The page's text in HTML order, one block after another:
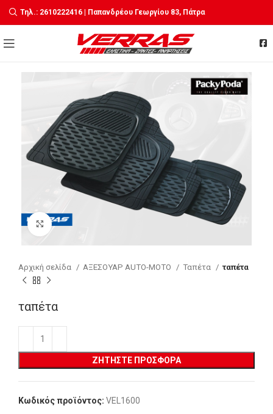
Τηλ.: 2610222416 | Παπανδρέου Γεωργίου 83, Πάτρα
Click to enlarge
Αρχική σελίδα ΑΞΕΣΟΥΑΡ AUTO-MOTO Ταπέτα ταπέτα
ταπέτα
ΖΗΤΉΣΤΕ ΠΡΟΣΦΟΡΆ
Κωδικός προϊόντος: VEL1600